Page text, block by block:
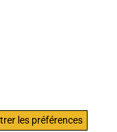
les préférences